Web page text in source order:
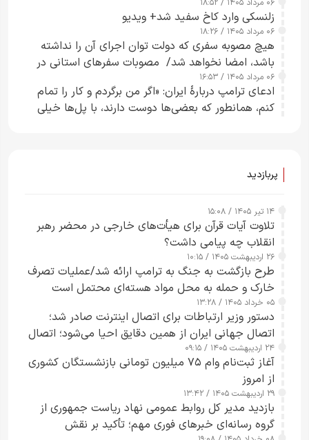
۰۶ مرداد ۱۴۰۵ / ۱۸:۵۲
زلنسکی وارد کاخ سفید شد+ ویدیو
۰۶ مرداد ۱۴۰۵ / ۱۸:۲۶
هیچ مصوبه سفری که دولت توان اجرای آن را نداشته
باشد، امضا نخواهد شد/ مصوبات سفرهای استانی در
چارچوب قانون بودجه است+ عکس
۰۶ مرداد ۱۴۰۵ / ۱۶:۵۳
ادعای ترامپ دربارهٔ ایران: «اگر من برگردم و کار را تمام
کنم، همانطور که بعضی‌ها دوست دارند، با پل‌ها خیلی
پربازدید
۱۴ تیر ۱۴۰۵ / ۱۵:۰۸
تلاوت آیات قرآن برای هیأت‌های خارجی در محضر رهبر
انقلاب چه پیامی داشت؟
۲۶ اردیبهشت ۱۴۰۵ / ۱۰:۱۵
طرح‌ بازگشت به جنگ به ترامپ ارائه شد/عملیات تصرف
خارک و حمله به محل مواد هسته‌ای محتمل است
۰۵ خرداد ۱۴۰۵ / ۱۳:۲۸
دستور وزیر ارتباطات برای اتصال اینترنت صادر شد؛
اتصال جهانی ایران از همین دقایق احیا می‌شود؛ اتصال
کامل مردم تا ۲۴ ساعت آینده
۲۴ اردیبهشت ۱۴۰۵ / ۰۹:۱۵
آغاز ثبت‌نام وام ۷۵ میلیون تومانی بازنشستگان کشوری
از امروز
۲۹ اردیبهشت ۱۴۰۵ / ۱۳:۴۲
بازدید مدیر کل روابط عمومی نهاد ریاست جمهوری از
گروه رسانه‌ای خبرهای فوری مهم؛ تأکید بر نقش